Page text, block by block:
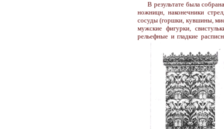
В результате была
ножницн, наконечники
сосуды (горшки, кувшины,
мужские фигурки,
рельефные и гладкие